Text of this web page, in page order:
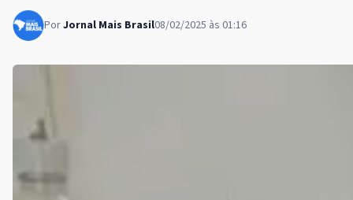
PorJornal Mais Brasil08/02/2025 às 01:16